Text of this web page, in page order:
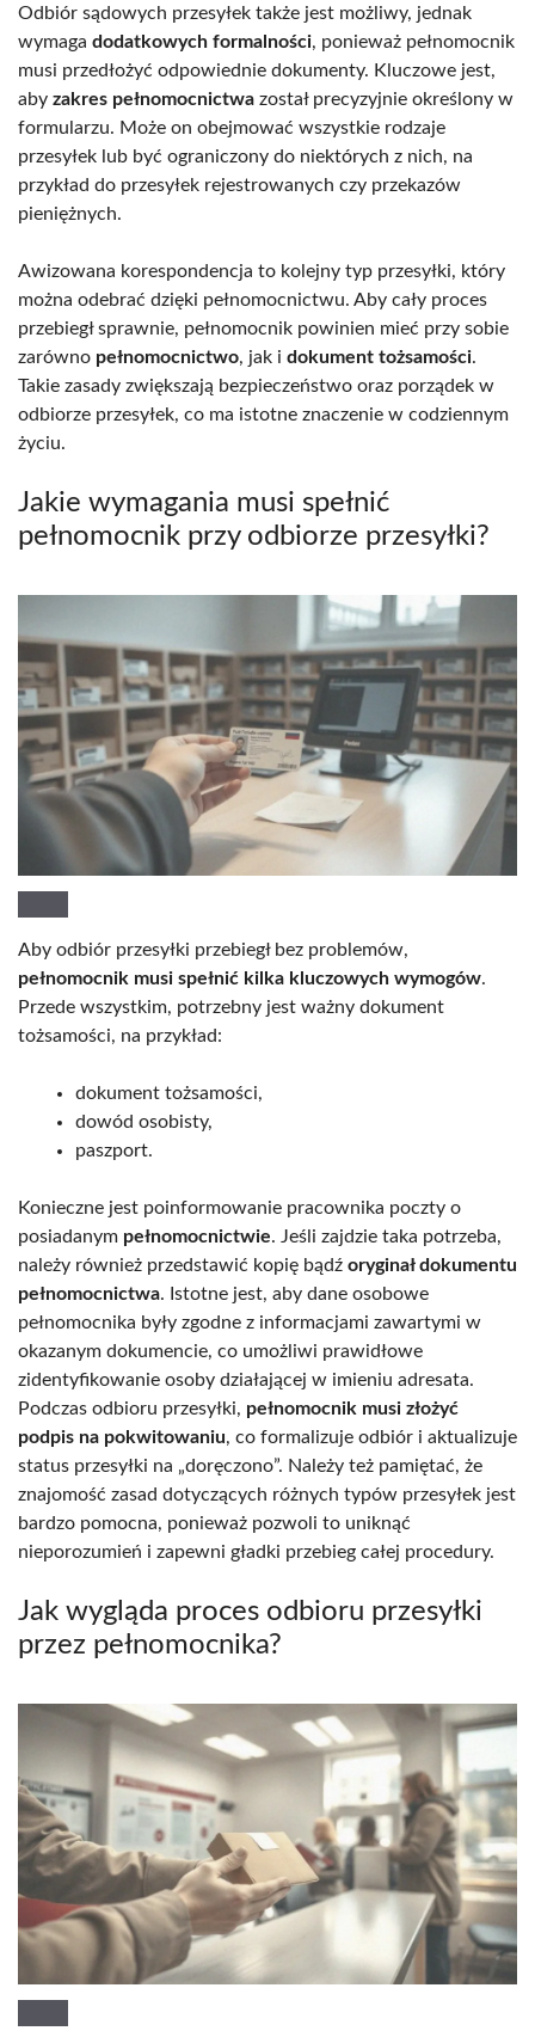
Odbiór sądowych przesyłek także jest możliwy, jednak
wymaga dodatkowych formalności, ponieważ pełnomocnik
musi przedłożyć odpowiednie dokumenty. Kluczowe jest,
aby zakres pełnomocnictwa został precyzyjnie określony w
formularzu. Może on obejmować wszystkie rodzaje
przesyłek lub być ograniczony do niektórych z nich, na
przykład do przesyłek rejestrowanych czy przekazów
pieniężnych.
Awizowana korespondencja to kolejny typ przesyłki, który
można odebrać dzięki pełnomocnictwu. Aby cały proces
przebiegł sprawnie, pełnomocnik powinien mieć przy sobie
zarówno pełnomocnictwo, jak i dokument tożsamości.
Takie zasady zwiększają bezpieczeństwo oraz porządek w
odbiorze przesyłek, co ma istotne znaczenie w codziennym
życiu.
Jakie wymagania musi spełnić
pełnomocnik przy odbiorze przesyłki?
Aby odbiór przesyłki przebiegł bez problemów,
pełnomocnik musi spełnić kilka kluczowych wymogów.
Przede wszystkim, potrzebny jest ważny dokument
tożsamości, na przykład:
dokument tożsamości,
dowód osobisty,
paszport.
Konieczne jest poinformowanie pracownika poczty o
posiadanym pełnomocnictwie. Jeśli zajdzie taka potrzeba,
należy również przedstawić kopię bądź oryginał dokumentu
pełnomocnictwa. Istotne jest, aby dane osobowe
pełnomocnika były zgodne z informacjami zawartymi w
okazanym dokumencie, co umożliwi prawidłowe
zidentyfikowanie osoby działającej w imieniu adresata.
Podczas odbioru przesyłki, pełnomocnik musi złożyć
podpis na pokwitowaniu, co formalizuje odbiór i aktualizuje
status przesyłki na „doręczono”. Należy też pamiętać, że
znajomość zasad dotyczących różnych typów przesyłek jest
bardzo pomocna, ponieważ pozwoli to uniknąć
nieporozumień i zapewni gładki przebieg całej procedury.
Jak wygląda proces odbioru przesyłki
przez pełnomocnika?